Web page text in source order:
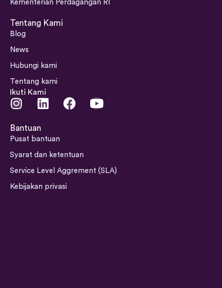
Kementerian Perdagangan RI
Tentang Kami
Blog
News
Hubungi kami
Tentang kami
Ikuti Kami
I
s
t
a
r
a
L
k
e
i
n
F
b
o
Y
b
e
Bantuan
Pusat bantuan
Syarat dan ketentuan
Service Level Aggrement (SLA)
Kebijakan privasi